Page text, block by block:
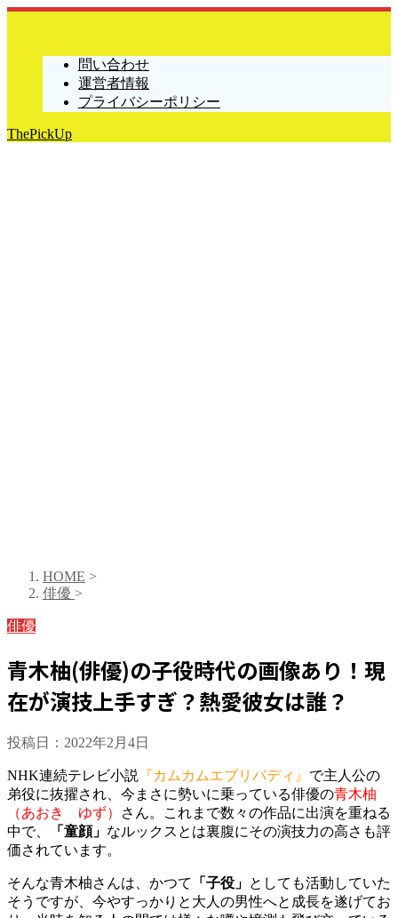
問い合わせ
運営者情報
プライバシーポリシー
ThePickUp
HOME >
俳優 >
俳優
青木柚(俳優)の子役時代の画像あり！現
在が演技上手すぎ？熱愛彼女は誰？
投稿日： 2022年2月4日
NHK連続テレビ小説 『カムカムエブリバディ』 で主人公の
弟役に抜擢され、今まさに勢いに乗っている俳優の青木柚
（あおき ゆず）
さん。
これまで数々の作品に出演を重ねる
中で、
「童顔」 なルックスとは裏腹にその演技力の高さも評
価されています。
そんな青木柚さんは、かつて 「子役」 としても活動していた
そうですが、今やすっかりと大人の男性へと成長を遂げてお